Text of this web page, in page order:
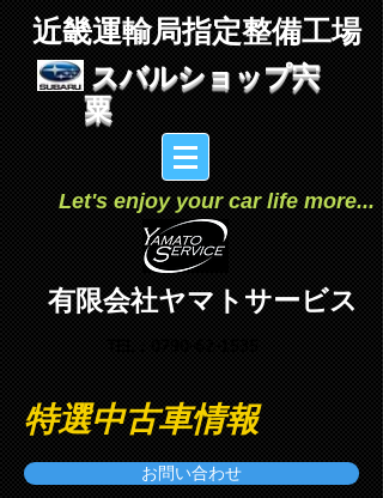
​ 近畿運輸局指定整備工場
スバルショップ宍
粟
Let's enjoy your car life more...
​有限会社ヤマトサービス
​特選中古車情報
お問い合わせ